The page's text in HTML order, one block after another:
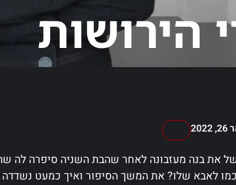
הירושות
את בנה מעזבונה לאחר שהבת השניה סיפרה לה
כמו לאבא שלו? את המשך הסיפור ואיך כמעט